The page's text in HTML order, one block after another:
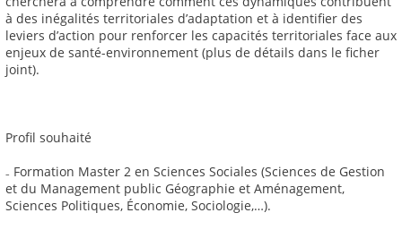
à des inégalités territoriales d’adaptation et à identifier des
leviers d’action pour renforcer les capacités territoriales face aux
enjeux de santé-environnement (plus de détails dans le ficher
joint).
Profil souhaité
₋ Formation Master 2 en Sciences Sociales (Sciences de Gestion
et du Management public Géographie et Aménagement,
Sciences Politiques, Économie, Sociologie,…).